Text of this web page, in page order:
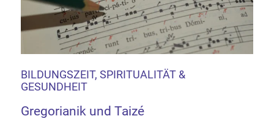
BILDUNGSZEIT, SPIRITUALITÄT &
GESUNDHEIT
Gregorianik und Taizé